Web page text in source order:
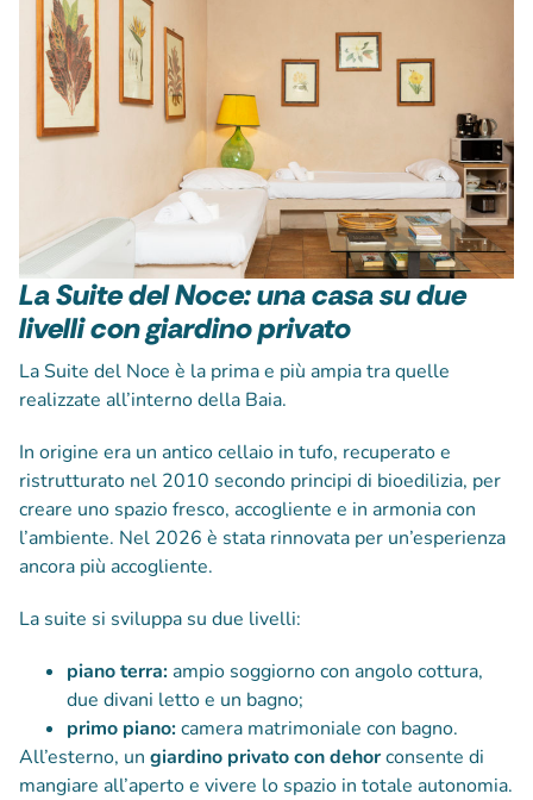
La Suite del Noce: una casa su due
livelli con giardino privato
La Suite del Noce è la prima e più ampia tra quelle
realizzate all’interno della Baia.
In origine era un antico cellaio in tufo, recuperato e
ristrutturato nel 2010 secondo principi di bioedilizia, per
creare uno spazio fresco, accogliente e in armonia con
l’ambiente. Nel 2026 è stata rinnovata per un’esperienza
ancora più accogliente.
La suite si sviluppa su due livelli:
piano terra: ampio soggiorno con angolo cottura,
due divani letto e un bagno;
primo piano:camera matrimoniale con bagno.
All’esterno, un giardino privato con dehorconsente di
mangiare all’aperto e vivere lo spazio in totale autonomia.